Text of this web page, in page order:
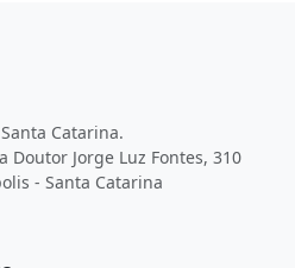
Catarina.
Doutor Jorge Luz Fontes, 310
- Santa Catarina